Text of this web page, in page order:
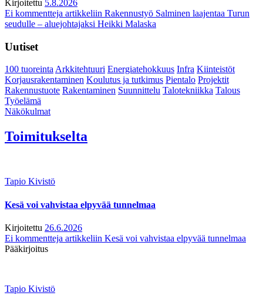
Kirjoitettu 5.8.2026
Ei kommentteja artikkeliin Rakennustyö Salminen laajentaa Turun
seudulle – aluejohtajaksi Heikki Malaska
Uutiset
100 tuoreintaArkkitehtuuri Energiatehokkuus Infra Kiinteistöt
Korjausrakentaminen Koulutus ja tutkimus Pientalo Projektit
Rakennustuote Rakentaminen Suunnittelu Talotekniikka Talous
Työelämä
Näkökulmat
Toimitukselta
Tapio Kivistö
Kesä voi vahvistaa elpyvää tunnelmaa
Kirjoitettu 26.6.2026
Ei kommentteja artikkeliin Kesä voi vahvistaa elpyvää tunnelmaa
Pääkirjoitus
Tapio Kivistö